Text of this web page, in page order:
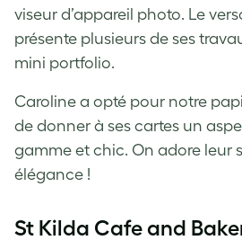
viseur d’appareil photo. Le
présente plusieurs de ses
mini portfolio.
Caroline a opté pour notre
de donner à ses cartes un
gamme et chic. On adore leur
élégance !
St Kilda Cafe and